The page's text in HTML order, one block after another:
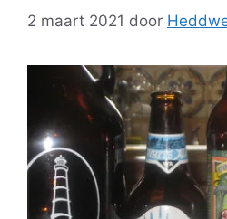
2 maart 2021 door